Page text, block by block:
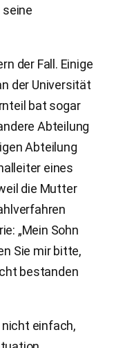
der Fall. Einige
der Universität
bat sogar
Abteilung
Abteilung
eines
die Mutter
„Mein Sohn
Sie mir bitte,
bestanden
einfach,